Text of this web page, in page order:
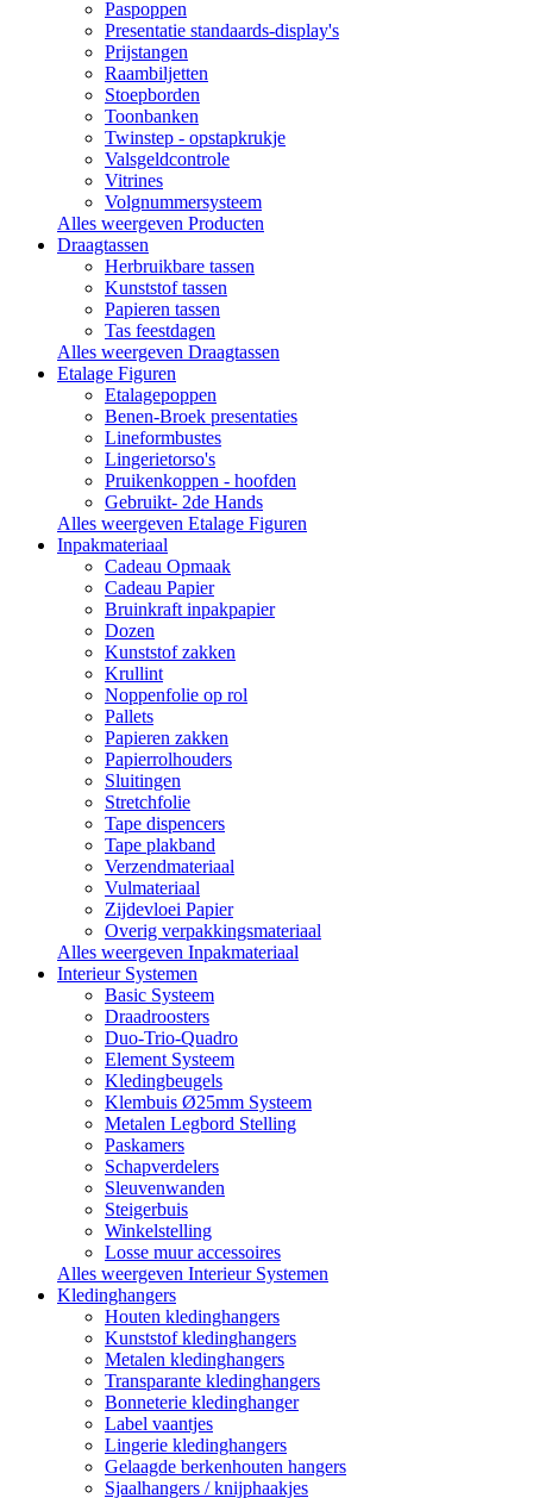
Paspoppen
Presentatie standaards-display's
Prijstangen
Raambiljetten
Stoepborden
Toonbanken
Twinstep - opstapkrukje
Valsgeldcontrole
Vitrines
Volgnummersysteem
Alles weergeven Producten
Draagtassen
Herbruikbare tassen
Kunststof tassen
Papieren tassen
Tas feestdagen
Alles weergeven Draagtassen
Etalage Figuren
Etalagepoppen
Benen-Broek presentaties
Lineformbustes
Lingerietorso's
Pruikenkoppen - hoofden
Gebruikt- 2de Hands
Alles weergeven Etalage Figuren
Inpakmateriaal
Cadeau Opmaak
Cadeau Papier
Bruinkraft inpakpapier
Dozen
Kunststof zakken
Krullint
Noppenfolie op rol
Pallets
Papieren zakken
Papierrolhouders
Sluitingen
Stretchfolie
Tape dispencers
Tape plakband
Verzendmateriaal
Vulmateriaal
Zijdevloei Papier
Overig verpakkingsmateriaal
Alles weergeven Inpakmateriaal
Interieur Systemen
Basic Systeem
Draadroosters
Duo-Trio-Quadro
Element Systeem
Kledingbeugels
Klembuis Ø25mm Systeem
Metalen Legbord Stelling
Paskamers
Schapverdelers
Sleuvenwanden
Steigerbuis
Winkelstelling
Losse muur accessoires
Alles weergeven Interieur Systemen
Kledinghangers
Houten kledinghangers
Kunststof kledinghangers
Metalen kledinghangers
Transparante kledinghangers
Bonneterie kledinghanger
Label vaantjes
Lingerie kledinghangers
Gelaagde berkenhouten hangers
Sjaalhangers / knijphaakjes